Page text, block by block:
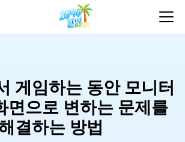
게임하는 동안 모니터
면으로 변하는 문제를
결하는 방법